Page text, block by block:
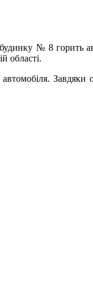
№ 8 горить
області.